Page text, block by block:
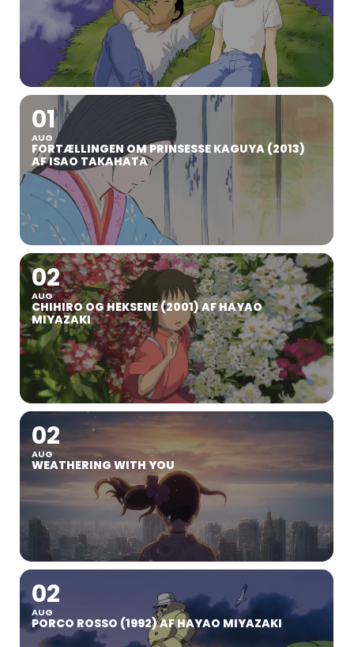
01
AUG
FORTÆLLINGEN OM PRINSESSE KAGUYA (2013)
AF ISAO TAKAHATA
02
AUG
CHIHIRO OG HEKSENE (2001) AF HAYAO
MIYAZAKI
02
AUG
WEATHERING WITH YOU
02
AUG
PORCO ROSSO (1992) AF HAYAO MIYAZAKI